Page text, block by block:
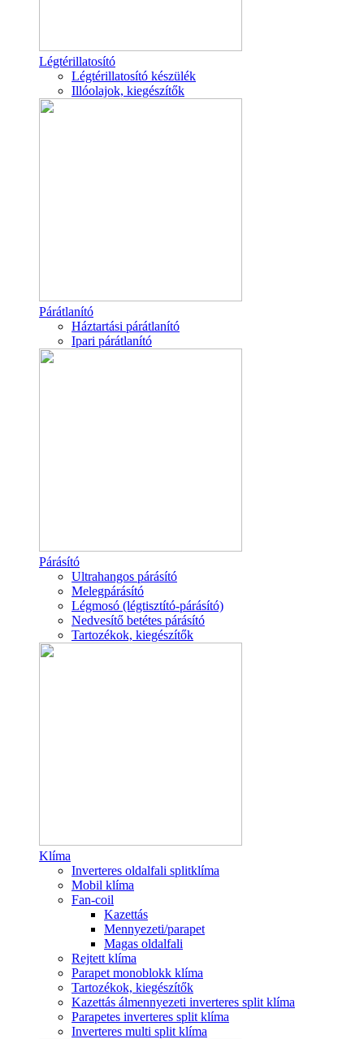
Légtérillatosító
Légtérillatosító készülék
Illóolajok, kiegészítők
Párátlanító
Háztartási párátlanító
Ipari párátlanító
Párásító
Ultrahangos párásító
Melegpárásító
Légmosó (légtisztító-párásító)
Nedvesítő betétes párásító
Tartozékok, kiegészítők
Klíma
Inverteres oldalfali splitklíma
Mobil klíma
Fan-coil
Kazettás
Mennyezeti/parapet
Magas oldalfali
Rejtett klíma
Parapet monoblokk klíma
Tartozékok, kiegészítők
Kazettás álmennyezeti inverteres split klíma
Parapetes inverteres split klíma
Inverteres multi split klíma